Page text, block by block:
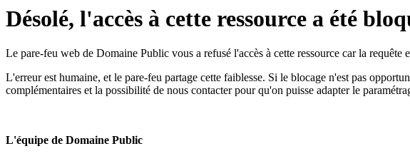
Désolé, l'accès à cette ressource a été
Le pare-feu web de Domaine Public vous a refusé l'accès à cette ressource car la requête
L'erreur est humaine, et le pare-feu partage cette faiblesse. Si le blocage n'est pas
complémentaires et la possibilité de nous contacter pour qu'on puisse adapter le
L'équipe de Domaine Public